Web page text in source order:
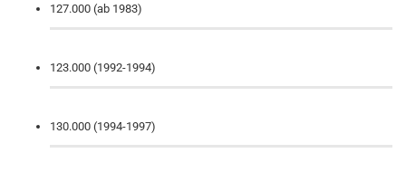
127.000 (ab 1983)
123.000 (1992-1994)
130.000 (1994-1997)